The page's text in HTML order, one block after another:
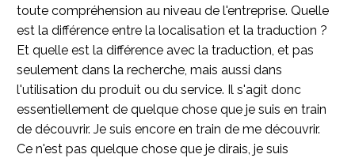
toute compréhension au niveau de l'entreprise. Quelle
est la différence entre la localisation et la traduction ?
Et quelle est la différence avec la traduction, et pas
seulement dans la recherche, mais aussi dans
l'utilisation du produit ou du service. Il s'agit donc
essentiellement de quelque chose que je suis en train
de découvrir. Je suis encore en train de me découvrir.
Ce n'est pas quelque chose que je dirais, je suis